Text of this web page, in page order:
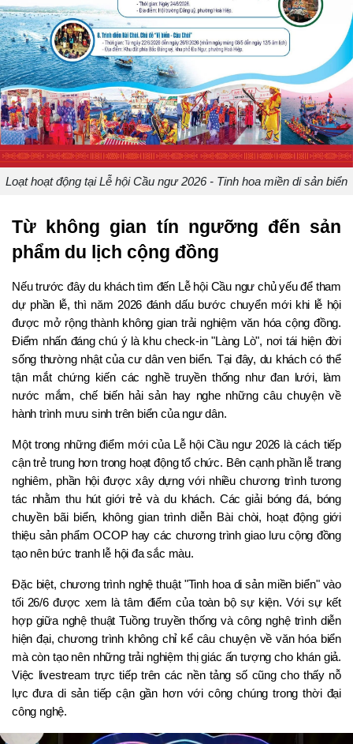
Loạt hoạt động tại Lễ hội Cầu ngư 2026 - Tinh hoa miền di sản biển
Từ không gian tín ngưỡng đến sản
phẩm du lịch cộng đồng
Nếu trước đây du khách tìm đến Lễ hội Cầu ngư chủ yếu để tham
dự phần lễ, thì năm 2026 đánh dấu bước chuyển mới khi lễ hội
được mở rộng thành không gian trải nghiệm văn hóa cộng đồng.
Điểm nhấn đáng chú ý là khu check-in "Làng Lò", nơi tái hiện đời
sống thường nhật của cư dân ven biển. Tại đây, du khách có thể
tận mắt chứng kiến các nghề truyền thống như đan lưới, làm
nước mắm, chế biến hải sản hay nghe những câu chuyện về
hành trình mưu sinh trên biển của ngư dân.
Một trong những điểm mới của Lễ hội Cầu ngư 2026 là cách tiếp
cận trẻ trung hơn trong hoạt động tổ chức. Bên cạnh phần lễ trang
nghiêm, phần hội được xây dựng với nhiều chương trình tương
tác nhằm thu hút giới trẻ và du khách. Các giải bóng đá, bóng
chuyền bãi biển, không gian trình diễn Bài chòi, hoạt động giới
thiệu sản phẩm OCOP hay các chương trình giao lưu cộng đồng
tạo nên bức tranh lễ hội đa sắc màu.
Đặc biệt, chương trình nghệ thuật "Tinh hoa di sản miền biển" vào
tối 26/6 được xem là tâm điểm của toàn bộ sự kiện. Với sự kết
hợp giữa nghệ thuật Tuồng truyền thống và công nghệ trình diễn
hiện đại, chương trình không chỉ kể câu chuyện về văn hóa biển
mà còn tạo nên những trải nghiệm thị giác ấn tượng cho khán giả.
Việc livestream trực tiếp trên các nền tảng số cũng cho thấy nỗ
lực đưa di sản tiếp cận gần hơn với công chúng trong thời đại
công nghệ.